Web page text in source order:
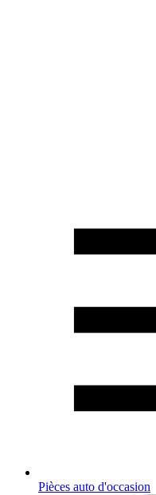
Pièces auto d'occasion